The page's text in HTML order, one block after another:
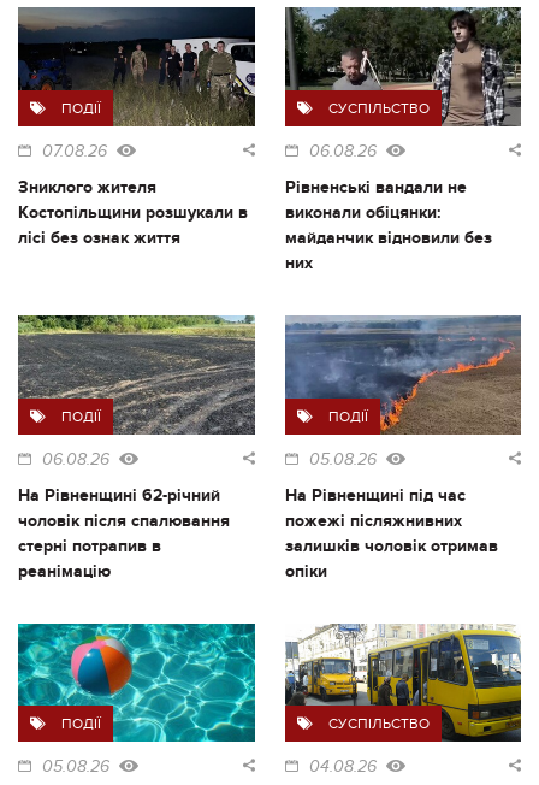
ПОДІЇ
07.08.26
Зниклого жителя
Костопільщини розшукали в
лісі без ознак життя
СУСПІЛЬСТВО
06.08.26
Рівненські вандали не
виконали обіцянки:
майданчик відновили без
них
ПОДІЇ
06.08.26
На Рівненщині 62-річний
чоловік після спалювання
стерні потрапив в
реанімацію
ПОДІЇ
05.08.26
На Рівненщині під час
пожежі післяжнивних
залишків чоловік отримав
опіки
ПОДІЇ
05.08.26
СУСПІЛЬСТВО
04.08.26